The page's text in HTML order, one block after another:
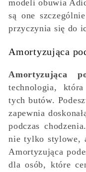
modeli obuwia
są one
przyczynia się do
Amortyzująca
Amortyzująca
technologia,
tych butów.
zapewnia
podczas
nie tylko stylowe,
Amortyzująca
dla osób, które